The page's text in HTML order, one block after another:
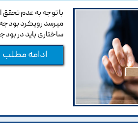
میرسد رویکرد
ساختاری باید در بودجه 1405 با سرعت بیشتری در دستور کار قرار
ادامه مطلب